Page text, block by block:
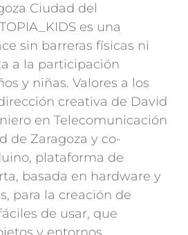
Ciudad del
es una
sin barreras físicas ni
a la participación
y niñas. Valores a los
creativa de David
en Telecomunicación
de Zaragoza y co-
plataforma de
basada en hardware y
para la creación de
de usar, que